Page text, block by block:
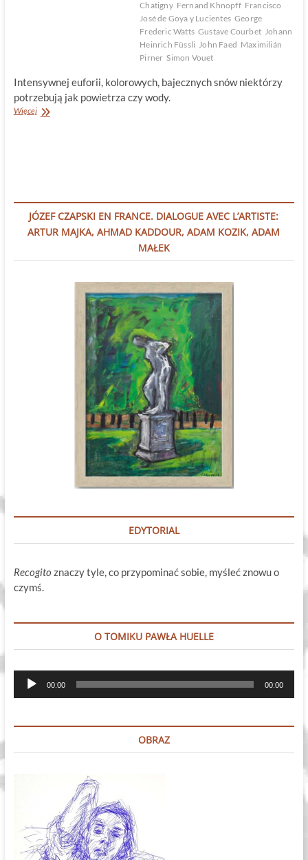
Chatigny Fernand Khnopff Francisco
José de Goya y Lucientes George
Frederic Watts Gustave Courbet Johann
Heinrich Füssli John Faed Maximilián
Pirner Simon Vouet
Intensywnej euforii, kolorowych, bajecznych snów niektórzy
potrzebują jak powietrza czy wody.
WięcejKrólestwo
JÓZEF CZAPSKI EN FRANCE. DIALOGUE AVEC L’ARTISTE:
ARTUR MAJKA, AHMAD KADDOUR, ADAM KOZIK, ADAM
MAŁEK
EDYTORIAL
Recogito znaczy tyle, co przypominać sobie, myśleć znowu o
czymś.
O TOMIKU PAWŁA HUELLE
Odtwarzacz
plików
00:00 00:00
OBRAZ